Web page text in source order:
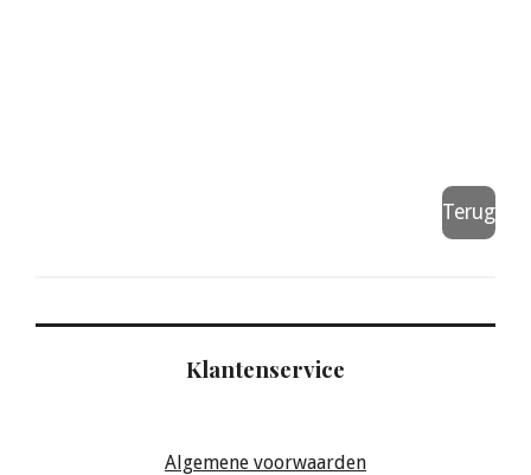
Terug
Klantenservice
Algemene voorwaarden